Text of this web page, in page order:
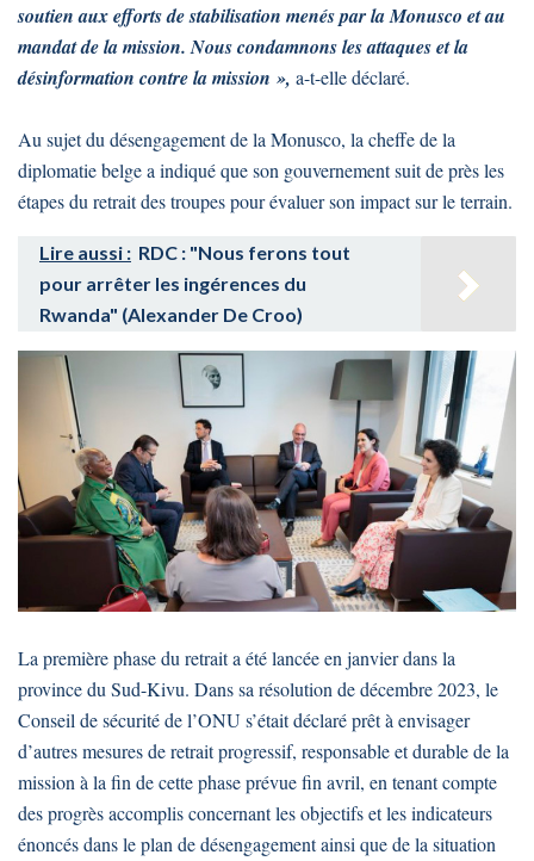
soutien aux efforts de stabilisation menés par la Monusco et au
mandat de la mission. Nous condamnons les attaques et la
désinformation contre la mission », a-t-elle déclaré.
Au sujet du désengagement de la Monusco, la cheffe de la
diplomatie belge a indiqué que son gouvernement suit de près les
étapes du retrait des troupes pour évaluer son impact sur le terrain.
Lire aussi : RDC : "Nous ferons tout
pour arrêter les ingérences du
Rwanda" (Alexander De Croo)
La première phase du retrait a été lancée en janvier dans la
province du Sud-Kivu. Dans sa résolution de décembre 2023, le
Conseil de sécurité de l’ONU s’était déclaré prêt à envisager
d’autres mesures de retrait progressif, responsable et durable de la
mission à la fin de cette phase prévue fin avril, en tenant compte
des progrès accomplis concernant les objectifs et les indicateurs
énoncés dans le plan de désengagement ainsi que de la situation